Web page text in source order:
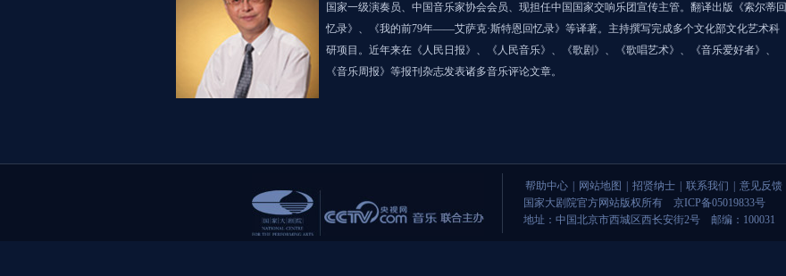
国家一级演奏员、中国音乐家协会会员、现担任中国国家交响乐团宣传主管。翻译出版《索尔蒂回
忆录》、《我的前79年——艾萨克·斯特恩回忆录》等译著。主持撰写完成多个文化部文化艺术科
研项目。近年来在《人民日报》、《人民音乐》、《歌剧》、《歌唱艺术》、《音乐爱好者》、
《音乐周报》等报刊杂志发表诸多音乐评论文章。
帮助中心 网站地图 招贤纳士 联系我们 意见反馈
国家大剧院官方网站版权所有 京ICP备05019833号
地址：中国北京市西城区西长安街2号 邮编：100031